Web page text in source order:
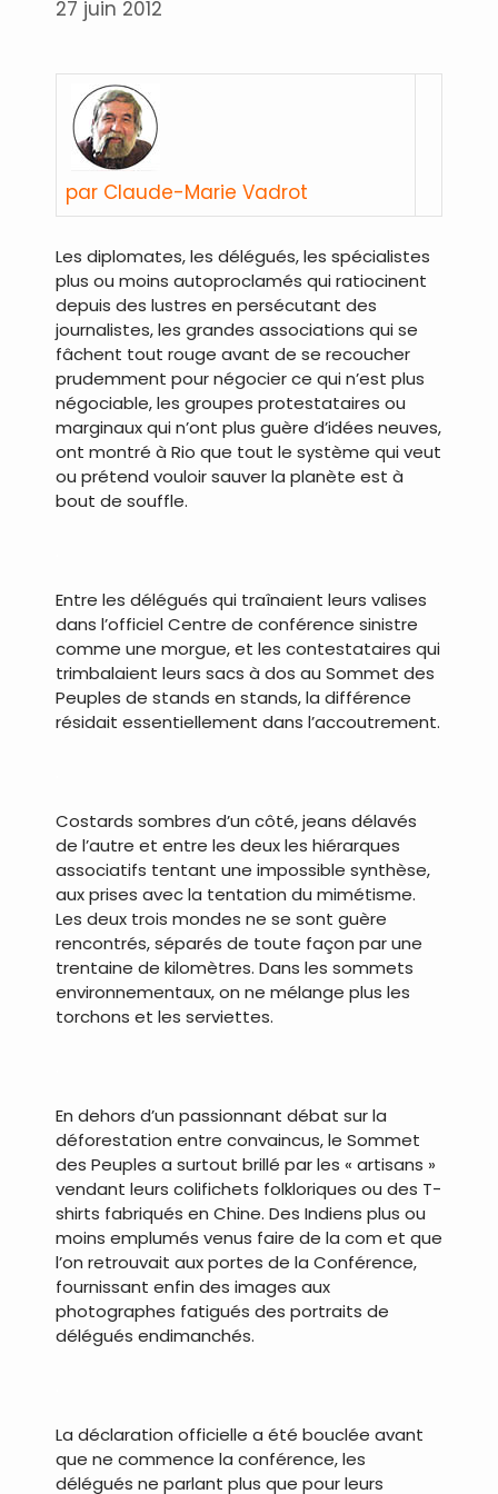
27 juin 2012
par Claude-Marie Vadrot
Les diplomates, les délégués, les spécialistes
plus ou moins autoproclamés qui ratiocinent
depuis des lustres en persécutant des
journalistes, les grandes associations qui se
fâchent tout rouge avant de se recoucher
prudemment pour négocier ce qui n’est plus
négociable, les groupes protestataires ou
marginaux qui n’ont plus guère d’idées neuves,
ont montré à Rio que tout le système qui veut
ou prétend vouloir sauver la planète est à
bout de souffle.
Entre les délégués qui traînaient leurs valises
dans l’officiel Centre de conférence sinistre
comme une morgue, et les contestataires qui
trimbalaient leurs sacs à dos au Sommet des
Peuples de stands en stands, la différence
résidait essentiellement dans l’accoutrement.
Costards sombres d’un côté, jeans délavés
de l’autre et entre les deux les hiérarques
associatifs tentant une impossible synthèse,
aux prises avec la tentation du mimétisme.
Les deux trois mondes ne se sont guère
rencontrés, séparés de toute façon par une
trentaine de kilomètres. Dans les sommets
environnementaux, on ne mélange plus les
torchons et les serviettes.
En dehors d’un passionnant débat sur la
déforestation entre convaincus, le Sommet
des Peuples a surtout brillé par les « artisans »
vendant leurs colifichets folkloriques ou des T-
shirts fabriqués en Chine. Des Indiens plus ou
moins emplumés venus faire de la com et que
l’on retrouvait aux portes de la Conférence,
fournissant enfin des images aux
photographes fatigués des portraits de
délégués endimanchés.
La déclaration officielle a été bouclée avant
que ne commence la conférence, les
délégués ne parlant plus que pour leurs